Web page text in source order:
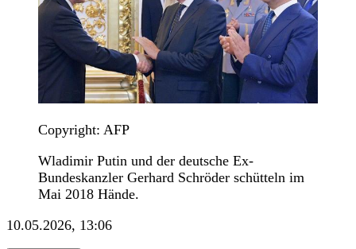
Copyright: AFP
Wladimir Putin und der deutsche Ex-
Bundeskanzler Gerhard Schröder schütteln im
Mai 2018 Hände.
10.05.2026, 13:06